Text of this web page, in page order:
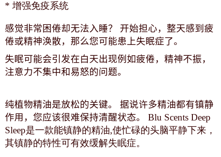
* 增强免疫系统
感觉非常困倦却无法入睡？ 开始担心，整天感到疲
倦或精神涣散，那么您可能患上失眠症了。
失眠可能会引发在白天出现例如疲倦，精神不振，
注意力不集中和易怒的问题。
纯植物精油是放松的关键。 据说许多精油都有镇静
作用，您应该很难保持清醒状态。
Blu Scents Deep
Sleep是一款能镇静的精油,使忙碌的头脑平静下来，
其镇静的特性可有效缓解失眠症。